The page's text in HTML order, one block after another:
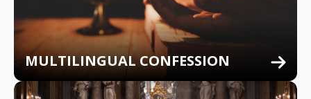
MULTILINGUAL CONFESSION